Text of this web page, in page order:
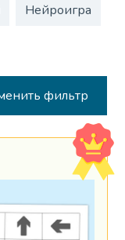
Нейроигра